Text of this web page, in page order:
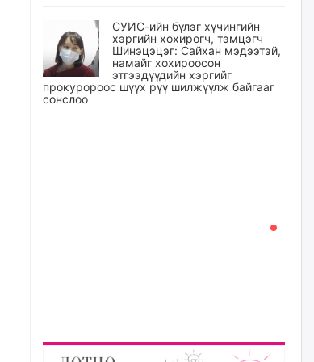
СУИС-ийн бүлэг хүчингийн
хэргийн хохирогч, тэмцэгч
Шинэцэцэг: Сайхан мэдээтэй,
намайг хохироосон
этгээдүүдийн хэргийг
прокуророос шүүх рүү шилжүүлж байгааг
сонслоо